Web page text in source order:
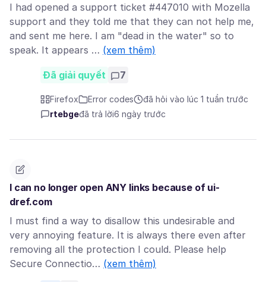
I had opened a support ticket #447010 with Mozella
support and they told me that they can not help me,
and sent me here. I am "dead in the water" so to
speak. It appears … (xem thêm)
Đã giải quyết 7
Firefox Error codes
đã hỏi vào lúc 1 tuần trước
rtebgeđã trả lời6 ngày trước
I can no longer open ANY links because of ui-
dref.com
I must find a way to disallow this undesirable and
very annoying feature. It is always there even after
removing all the protection I could. Please help
Secure Connectio… (xem thêm)